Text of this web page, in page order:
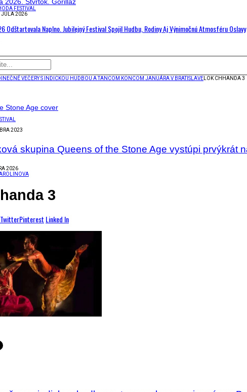
FESTIVAL
JÚLA 2026
Odštartovala Naplno. Jubilejný Festival Spojil Hudbu, Rodiny Aj Výnimočnú Atmosféru Oslavy
VEČERY S INDICKOU HUDBOU A TANCOM KONCOM JANUÁRA V BRATISLAVE LOK CHHANDA 3
2023
skupina Queens of the Stone Age vystúpi prvýkrát
2026
3
TwitterPinterest Linked In